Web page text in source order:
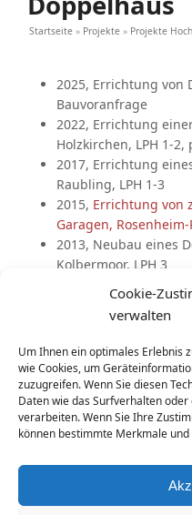
Cookie-
verwalten
Um Ihnen ein optimales Erlebnis
wie Cookies, um
zuzugreifen. Wenn Sie diesen
Daten wie das Surfverhalten
verarbeiten. Wenn Sie Ihre
können bestimmte Merkmale
Startseite » Projekte » Projekte
2025, Errichtung von
Bauvoranfrage
2022, Errichtung
Holzkirchen, LPH 1-
2017, Errichtung
Raubling, LPH 1-3
2015, Errichtung von
Garagen, Rosenheim-
2013, Neubau eines
Kolbermoor, LPH 3
2012, Neubau eines
2011, Neubau eines
2004, Neubau eines
1-4
2003, Neubau eines
1-4
zurück zu unseren